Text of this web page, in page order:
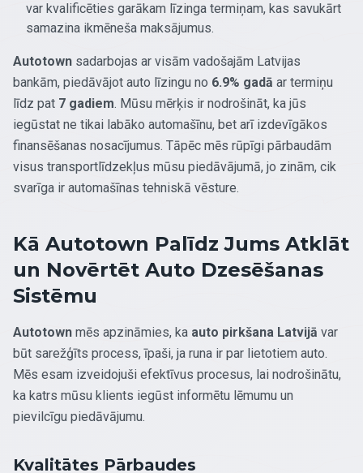
var kvalificēties garākam līzinga termiņam, kas savukārt
samazina ikmēneša maksājumus.
Autotown sadarbojas ar visām vadošajām Latvijas
bankām, piedāvājot auto līzingu no 6.9% gadā ar termiņu
līdz pat 7 gadiem. Mūsu mērķis ir nodrošināt, ka jūs
iegūstat ne tikai labāko automašīnu, bet arī izdevīgākos
finansēšanas nosacījumus. Tāpēc mēs rūpīgi pārbaudām
visus transportlīdzekļus mūsu piedāvājumā, jo zinām, cik
svarīga ir automašīnas tehniskā vēsture.
Kā Autotown Palīdz Jums Atklāt
un Novērtēt Auto Dzesēšanas
Sistēmu
Autotown mēs apzināmies, ka auto pirkšana Latvijā var
būt sarežģīts process, īpaši, ja runa ir par lietotiem auto.
Mēs esam izveidojuši efektīvus procesus, lai nodrošinātu,
ka katrs mūsu klients iegūst informētu lēmumu un
pievilcīgu piedāvājumu.
Kvalitātes Pārbaudes